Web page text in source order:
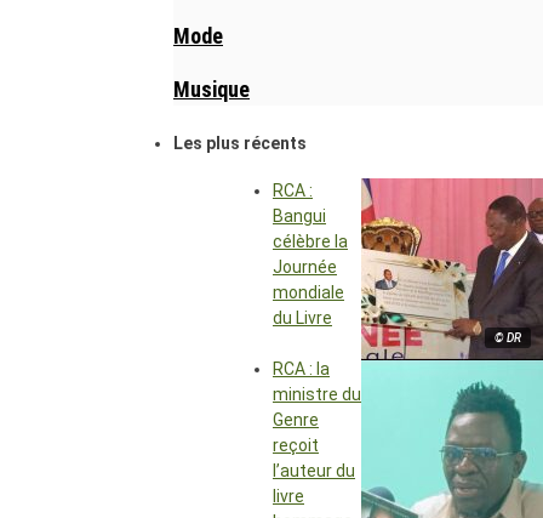
Mode
Musique
Les plus récents
© DR
RCA :
Bangui
célèbre la
Journée
mondiale
du Livre
RCA : la
ministre du
Genre
reçoit
l’auteur du
livre